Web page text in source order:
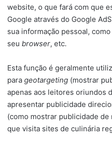
website, o que fará com que
Google através do Google
sua informação pessoal,
seu browser, etc.
Esta função é geralmente
para geotargeting (mostrar
apenas aos leitores oriundos
apresentar publicidade
(como mostrar publicidade
que visita sites de culinária